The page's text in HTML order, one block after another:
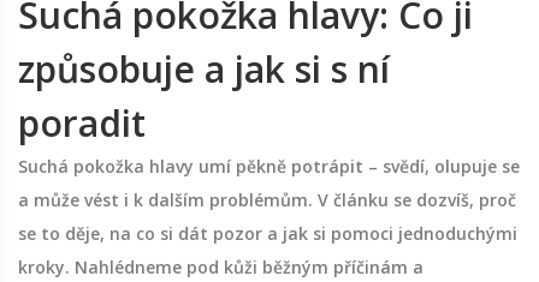
Suchá pokožka hlavy: Co ji
způsobuje a jak si s ní
poradit
Suchá pokožka hlavy umí pěkně potrápit – svědí, olupuje se
a může vést i k dalším problémům. V článku se dozvíš, proč
se to děje, na co si dát pozor a jak si pomoci jednoduchými
kroky. Nahlédneme pod kůži běžným příčinám a